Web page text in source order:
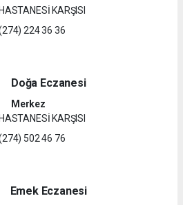
KARŞISI
224 36 36
Doğa Eczanesi
Merkez
KARŞISI
502 46 76
Emek Eczanesi